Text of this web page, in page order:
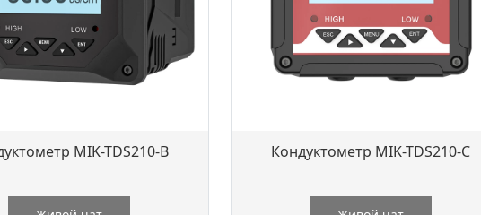
MIK-TDS210-B Кондуктометр MIK-TDS210-C